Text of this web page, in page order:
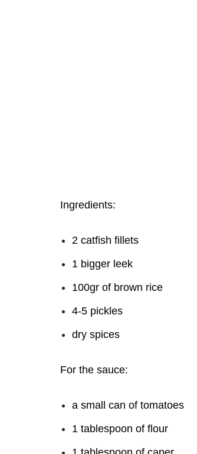
Ingredients:
2 catfish fillets
1 bigger leek
100gr of brown rice
4-5 pickles
dry spices
For the sauce:
a small can of tomatoes
1 tablespoon of flour